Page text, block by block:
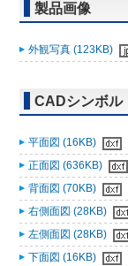
製品画像
外観写真 (123KB)
CADシンボル
平面図 (16KB)
正面図 (636KB)
背面図 (70KB)
右側面図 (28KB)
左側面図 (28KB)
下面図 (16KB)